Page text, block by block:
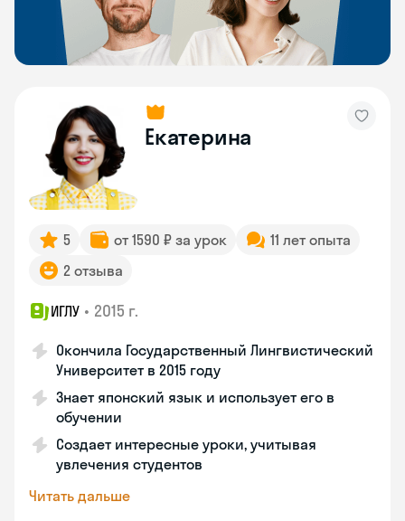
Екатерина
5 от 1590 ₽ за урок
11 лет опыта
2 отзыва
ИГЛУ • 2015 г.
Окончила Государственный Лингвистический
Университет в 2015 году
Знает японский язык и использует его в
обучении
Создает интересные уроки, учитывая
увлечения студентов
Читать дальше